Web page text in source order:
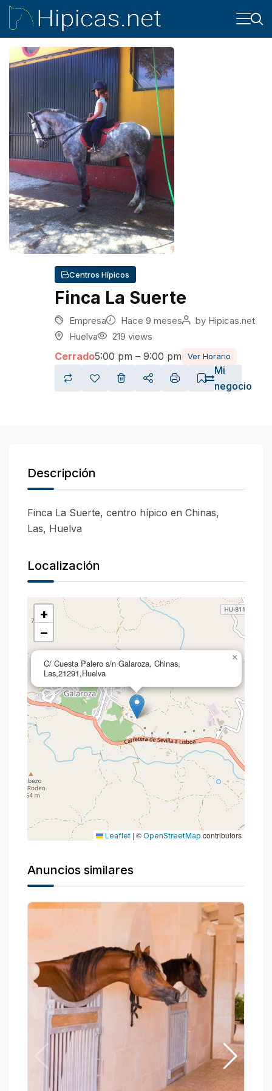
Centros Hípicos
Finca La Suerte
Empresa Hace 9 meses by Hipicas.net
Huelva
219 views
Cerrado5:00 pm – 9:00 pm Ver Horario
Mi
negocio
Descripción
Finca La Suerte, centro hípico en Chinas,
Las, Huelva
Localización
C/ Cuesta Palero s/n Galaroza, Chinas,
Las,21291,Huelva
×
+
−
Leaflet | © OpenStreetMap contributors
Anuncios similares